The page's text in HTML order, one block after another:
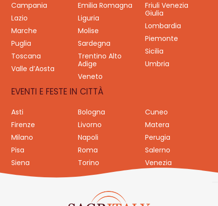
Campania
Emilia Romagna
Friuli Venezia
Giulia
Lazio
Liguria
Lombardia
Marche
Molise
Piemonte
Puglia
Sardegna
Sicilia
Toscana
Trentino Alto
Adige
Umbria
Valle d’Aosta
Veneto
EVENTI E FESTE IN CITTÀ
Asti Bologna
Cuneo
Firenze
Livorno
Matera
Milano
Napoli
Perugia
Pisa
Roma
Salerno
Siena
Torino Venezia